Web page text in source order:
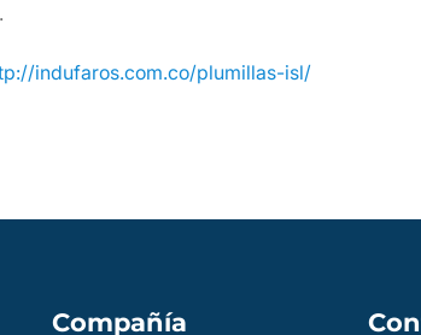
indufaros.com.co/plumillas-isl/
Compañía